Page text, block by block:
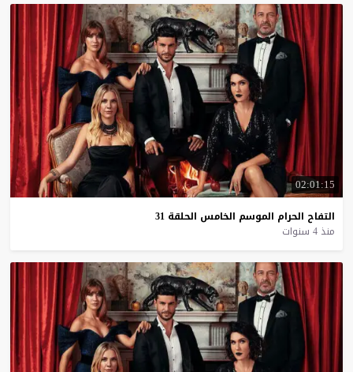
02:01:15
التفاح الحرام الموسم الخامس الحلقة 31
منذ 4 سنوات